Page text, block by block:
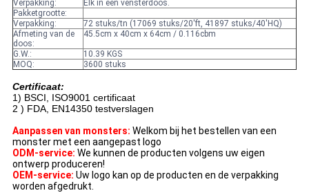
Verpakking:
Elk in een vensterdoos.
Pakketgrootte:
Verpakking:
72 stuks/tn (17069 stuks/20'ft, 41897 stuks/40'HQ)
Afmeting van de
doos:
45.5cm x 40cm x 64cm / 0.116cbm
G.W.:
10.39 KGS
MOQ:
3600 stuks
Certificaat:
1) BSCI, ISO9001 certificaat
2 ) FDA, EN14350 testverslagen
Aanpassen van monsters: Welkom bij het bestellen van een
monster met een aangepast logo
ODM-service: We kunnen de producten volgens uw eigen
ontwerp produceren!
OEM-service: Uw logo kan op de producten en de verpakking
worden afgedrukt.